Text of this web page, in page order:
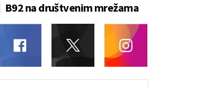
B92 na društvenim mrežama